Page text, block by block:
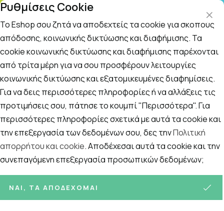
ΤΗΛ. ΠΑΡΑΓΓΕΛΙΕΣ: 210 5148 108
Αναζήτηση
Αρχική / ΜΗΤΕΡΑ ΚΑΙ ΠΑΙΔΙ / Εγκυμοσύνη - Νέα μητέρα
Περιποίηση Θηλής
Ταξινόμηση Προβολή
12ΠΡΟΪΌΝΤΑ
Ρυθμίσεις Cookie
Το Eshop σου ζητά να αποδεχτείς τα cookie για σκοπούς
απόδοσης, κοινωνικής δικτύωσης και διαφήμισης. Τα
cookie κοινωνικής δικτύωσης και διαφήμισης παρέχονται
από τρίτα μέρη για να σου προσφέρουν λειτουργίες
κοινωνικής δικτύωσης και εξατομικευμένες διαφημίσεις.
Για να δεις περισσότερες πληροφορίες ή να αλλάξεις τις
προτιμήσεις σου, πάτησε το κουμπί "Περισσότερα". Για
περισσότερες πληροφορίες σχετικά με αυτά τα cookie και
την επεξεργασία των δεδομένων σου, δες τηνΠολιτική
απορρήτου και cookie. Αποδέχεσαι αυτά τα cookie και την
συνεπαγόμενη επεξεργασία προσωπικών δεδομένων;
ΝΑΙ, ΤΑ ΑΠΟΔΈΧΟΜΑΙ